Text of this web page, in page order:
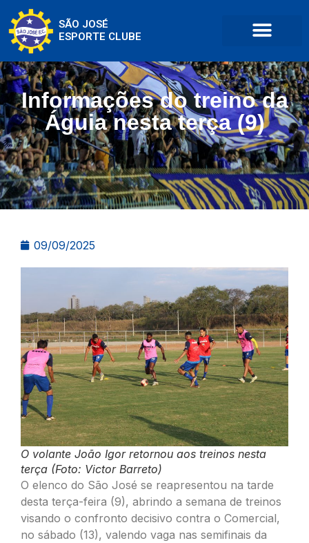
SÃO JOSÉ
ESPORTE CLUBE
Informações do treino da
Águia nesta terça (9)
09/09/2025
O volante João Igor retornou aos treinos nesta
terça (Foto: Victor Barreto)
O elenco do São José se reapresentou na tarde
desta terça-feira (9), abrindo a semana de treinos
visando o confronto decisivo contra o Comercial,
no sábado (13), valendo vaga nas semifinais da